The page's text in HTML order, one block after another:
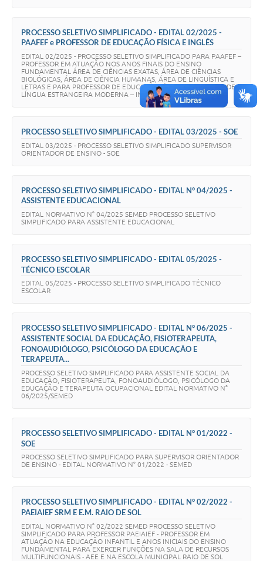
PROCESSO SELETIVO SIMPLIFICADO - EDITAL 02/2025 -
PAAFEF e PROFESSOR DE EDUCAÇÃO FÍSICA E INGLÊS
EDITAL 02/2025 - PROCESSO SELETIVO SIMPLIFICADO PARA PAAFEF –
PROFESSOR EM ATUAÇÃO NOS ANOS FINAIS DO ENSINO
FUNDAMENTAL ÁREA DE CIÊNCIAS EXATAS, ÁREA DE CIÊNCIAS
BIOLÓGICAS, ÁREA DE CIÊNCIA HUMANAS, ÁREA DE LINGUÍSTICA E
LETRAS E PARA PROFESSOR DE EDUCAÇÃO FÍSICA E PROFESSOR DE
LÍNGUA ESTRANGEIRA MODERNA – INGLÊS
PROCESSO SELETIVO SIMPLIFICADO - EDITAL 03/2025 - SOE
EDITAL 03/2025 - PROCESSO SELETIVO SIMPLIFICADO SUPERVISOR
ORIENTADOR DE ENSINO - SOE
PROCESSO SELETIVO SIMPLIFICADO - EDITAL N° 04/2025 -
ASSISTENTE EDUCACIONAL
EDITAL NORMATIVO N° 04/2025 SEMED PROCESSO SELETIVO
SIMPLIFICADO PARA ASSISTENTE EDUCACIONAL
PROCESSO SELETIVO SIMPLIFICADO - EDITAL 05/2025 -
TÉCNICO ESCOLAR
EDITAL 05/2025 - PROCESSO SELETIVO SIMPLIFICADO TÉCNICO
ESCOLAR
PROCESSO SELETIVO SIMPLIFICADO - EDITAL N° 06/2025 -
ASSISTENTE SOCIAL DA EDUCAÇÃO, FISIOTERAPEUTA,
FONOAUDIÓLOGO, PSICÓLOGO DA EDUCAÇÃO E
TERAPEUTA...
PROCESSO SELETIVO SIMPLIFICADO PARA ASSISTENTE SOCIAL DA
EDUCAÇÃO, FISIOTERAPEUTA, FONOAUDIÓLOGO, PSICÓLOGO DA
EDUCAÇÃO E TERAPEUTA OCUPACIONAL EDITAL NORMATIVO N°
06/2025/SEMED
PROCESSO SELETIVO SIMPLIFICADO - EDITAL N° 01/2022 -
SOE
PROCESSO SELETIVO SIMPLIFICADO PARA SUPERVISOR ORIENTADOR
DE ENSINO - EDITAL NORMATIVO N° 01/2022 - SEMED
PROCESSO SELETIVO SIMPLIFICADO - EDITAL N° 02/2022 -
PAEIAIEF SRM E E.M. RAIO DE SOL
EDITAL NORMATIVO N° 02/2022 SEMED PROCESSO SELETIVO
SIMPLIFICADO PARA PROFESSOR PAEIAIEF - PROFESSOR EM
ATUAÇÃO NA EDUCAÇÃO INFANTIL E ANOS INICIAIS DO ENSINO
FUNDAMENTAL PARA EXERCER FUNÇÕES NA SALA DE RECURSOS
MULTIFUNCIONAIS - AEE E NA ESCOLA MUNICIPAL RAIO DE SOL